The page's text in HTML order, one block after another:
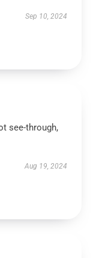
Sep 10, 2024
see-through,
Aug 19, 2024